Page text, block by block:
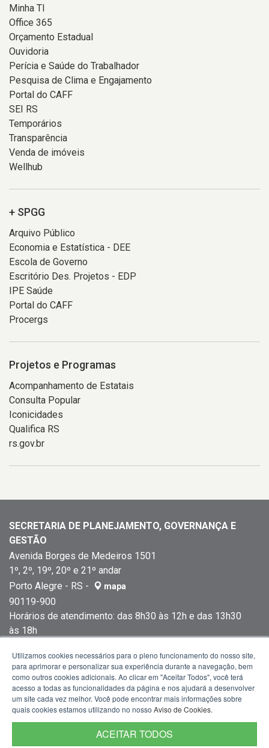
Minha TI
Office 365
Orçamento Estadual
Ouvidoria
Perícia e Saúde do Trabalhador
Pesquisa de Clima e Engajamento
Portal do CAFF
SEI RS
Temporários
Transparência
Venda de imóveis
Wellhub
+ SPGG
Arquivo Público
Economia e Estatística - DEE
Escola de Governo
Escritório Des. Projetos - EDP
IPE Saúde
Portal do CAFF
Procergs
Projetos e Programas
Acompanhamento de Estatais
Consulta Popular
Iconicidades
Qualifica RS
rs.gov.br
SECRETARIA DE PLANEJAMENTO, GOVERNANÇA E
GESTÃO
Avenida Borges de Medeiros 1501
1º, 2º, 19º, 20º e 21º andar
Porto Alegre - RS -
mapa
90119-900
Horários de atendimento: das 8h30 às 12h e das 13h30
às 18h
Utilizamos cookies necessários para o pleno funcionamento do nosso site,
para aprimorar e personalizar sua experiência durante a navegação, bem
como outros cookies adicionais. Ao clicar em "Aceitar Todos", você terá
acesso a todas as funcionalidades da página e nos ajudará a desenvolver
um site cada vez melhor. Você pode encontrar mais informações sobre
quais cookies estamos utilizando no nosso Aviso de Cookies.
ACEITAR TODOS